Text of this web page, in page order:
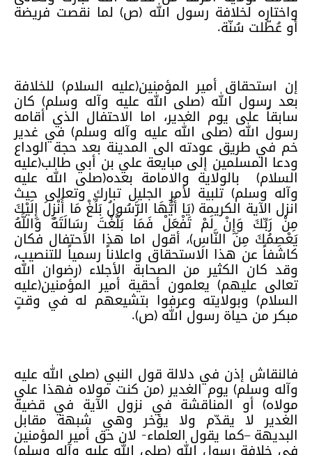
واختاره لخلافة رسول الله (ص) لما نقصت فريضة
أو عُطّلت سُنّة.
إن استحقاق أمير المؤمنين(عليه السلام) للخلافة
بعد رسول الله (صلى الله عليه وآله وسلم) كان
سابقاً على يوم الغدير، اما الاحتفال الذي أقامه
رسول الله (صلى الله عليه وآله وسلم) في غدير
خم في طريق عودته الى المدينة بعد حجة الوداع
ودعا المسلمين إلى مبايعة علي بن أبي طالب(عليه
السلام) بالولاية والامامة بعده(صلى الله عليه
وآله وسلم) تلبية لأمر الجليل تبارك وتعالى حيث
انزل الآية الكريمة (يَا أَيُّهَا الرَّسُولُ بَلِّغْ مَا أُنْزِلَ إِلَيْكَ
مِنْ رَبِّكَ وَإِنْ لَمْ تَفْعَلْ فَمَا بَلَّغْتَ رِسَالَتَهُ وَاللَّهُ
يَعْصِمُكَ مِنَ النَّاسِ)، أقول اما هذا الاحتفال فكان
كاشفاً عن هذا الاستحقاق واعلاناً رسمياً للتنصيب،
وقد كان الكثير من الصحابة الأجلاء (رضوان الله
تعالى عليهم) يعلمون أحقية أمير المؤمنين(عليه
السلام) وبولايته وعرفوا بتشيعهم له في وقتٍ
مبكر من حياة رسول الله (ص).
فالنقاش إذن في دلالة قول النبي (صلى الله عليه
وآله وسلم) يوم الغدير (من كنت مولاه فهذا علي
مولاه) أو المناقشة في نزول الآية في قضية
الغدير لا يقدّم ولا يؤخر وهي شبهة مقابل
البديهة –كما يقول العلماء- لان حق أمير المؤمنين